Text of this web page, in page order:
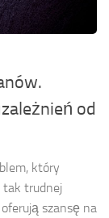
od
który
tak trudnej
szansę na